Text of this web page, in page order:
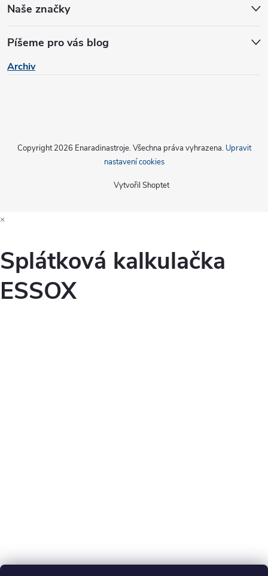
Naše značky
Píšeme pro vás blog
Archiv
Vytvořil Shoptet
Copyright 2026 Enaradinastroje. Všechna práva vyhrazena. Upravit
nastavení cookies
×
Splátková kalkulačka
ESSOX